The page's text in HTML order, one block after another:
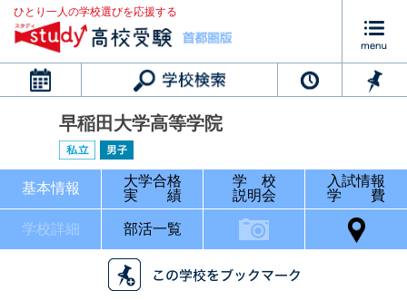
ひとり一人の学校選びを応援する
カレンダー
早稲田大学高等学院
基本情報
大学合格
実 績
学 校
説明会
入試情報
学 費
学校詳細 部活一覧